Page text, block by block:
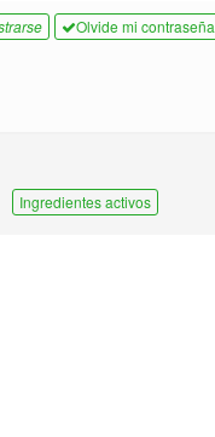
Olvide mi contraseña
Ingredientes activos